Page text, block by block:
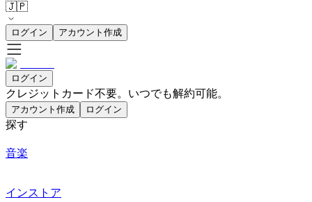
🇯🇵
ログイン アカウント作成
ログイン
クレジットカード不要。いつでも解約可能。
アカウント作成 ログイン
探す
音楽
インストア